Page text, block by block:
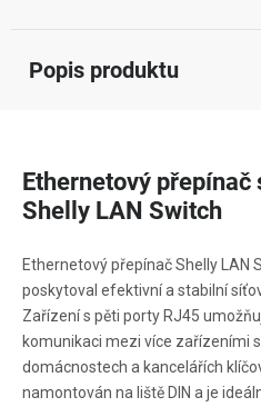
Popis produktu
Ethernetový přepínač
Shelly LAN Switch
Ethernetový přepínač Shelly LAN
poskytoval efektivní a stabilní
Zařízení s pěti porty RJ45
komunikaci mezi více zařízeními
domácnostech a kancelářích
namontován na liště DIN a je